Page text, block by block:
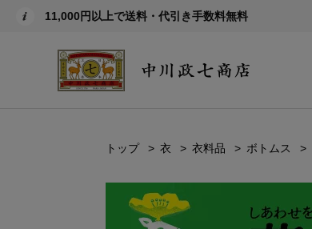
11,000円以上で送料・代引き手数料無料
トップ 衣 衣料品 ボトムス